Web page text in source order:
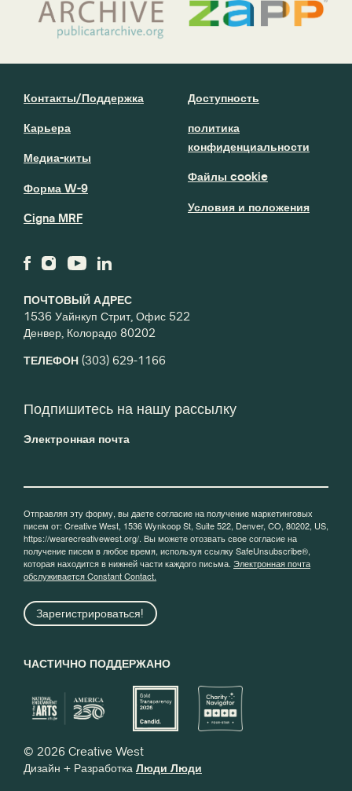
ПОЧТОВЫЙ АДРЕС
1536 Уайнкуп Стрит, Офис 522
Денвер, Колорадо 80202
ТЕЛЕФОН (303) 629-1166
Контакты/Поддержка
Карьера
Медиа-киты
Форма W-9
Cigna MRF
Доступность
политика
конфиденциальности
Файлы cookie
Условия и положения
Подпишитесь на нашу рассылку
Электронная почта
Отправляя эту форму, вы даете согласие на получение маркетинговых
писем от: Creative West, 1536 Wynkoop St, Suite 522, Denver, CO, 80202, US,
https://wearecreativewest.org/. Вы можете отозвать свое согласие на
получение писем в любое время, используя ссылку SafeUnsubscribe®,
которая находится в нижней части каждого письма. Электронная почта
обслуживается Constant Contact.
Зарегистрироваться!
ЧАСТИЧНО ПОДДЕРЖАНО
© 2026 Creative West
Дизайн + Разработка Люди Люди